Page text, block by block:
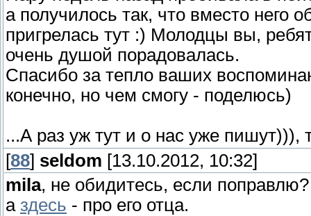
а получилось так, что вместо него
пригрелась тут :) Молодцы вы,
очень душой порадовалась.
Спасибо за тепло ваших
конечно, но чем смогу - поделюсь)
...А раз уж тут и о нас уже пишут))),
[88] seldom [13.10.2012, 10:32]
mila, не обидитесь, если
а здесь - про его отца.